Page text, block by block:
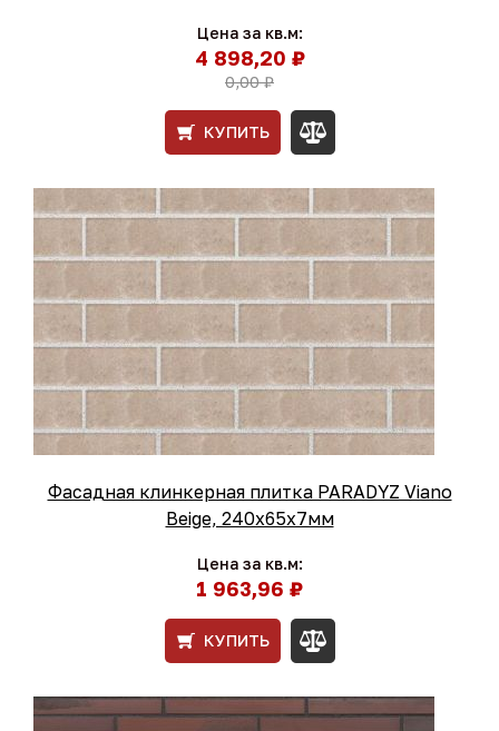
Цена за кв.м:
4 898,20 ₽
0,00 ₽
КУПИТЬ
Фасадная клинкерная плитка PARADYZ Viano
Beige, 240x65x7мм
Цена за кв.м:
1 963,96 ₽
КУПИТЬ